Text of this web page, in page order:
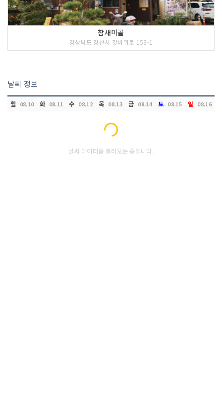
참새미골
경상북도 경산시 갓바위로 153-1
날씨 정보
월 08.10 화 08.11 수 08.12 목 08.13 금 08.14 토 08.15 일 08.16
Loading...
날씨 데이터를 불러오는 중입니다.